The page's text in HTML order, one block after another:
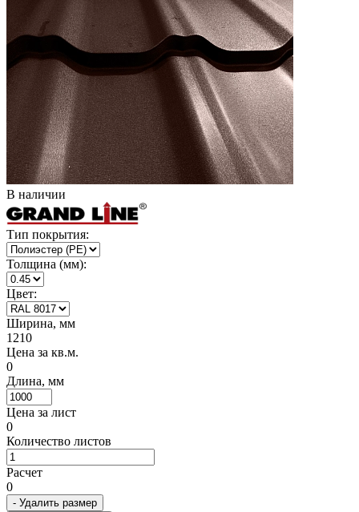
В наличии
Тип покрытия:
Толщина (мм):
Цвет:
Ширина, мм
1210
Цена за кв.м.
0
Длина, мм
Цена за лист
0
Количество листов
Расчет
0
- Удалить размер